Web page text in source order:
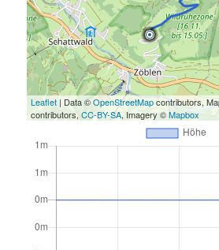
Leaflet | Data ©OpenStreetMapcontributors,
contributors,CC-BY-SA, Imagery ©Mapbox